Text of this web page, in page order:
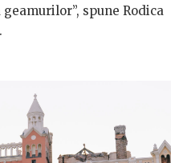
spune Rodica